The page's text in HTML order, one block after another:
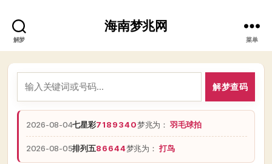
解梦
海南梦兆网
菜单
解梦查码
2026-08-04七星彩7189340梦兆为：羽毛球拍
2026-08-05排列五86644梦兆为：打鸟